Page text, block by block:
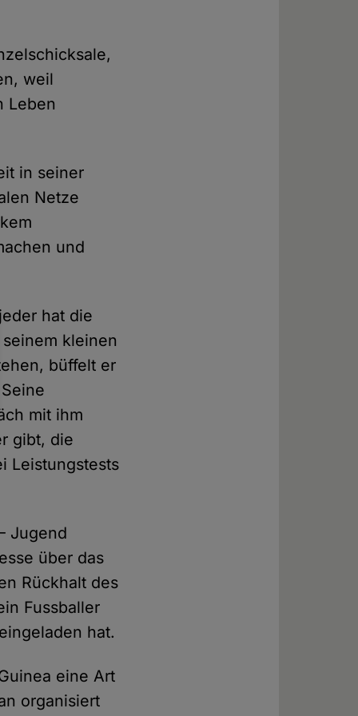
weil
Leben
in seiner
Netze
und
hat die
kleinen
büffelt er
mit ihm
gibt, die
Leistungstests
Jugend
über das
Rückhalt des
Fussballer
hat.
eine Art
organisiert